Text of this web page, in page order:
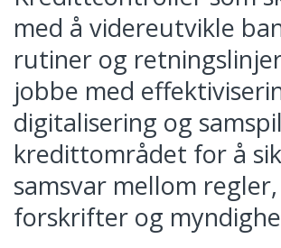
med å videreutvikle
rutiner og
jobbe med
digitalisering og
kredittområdet for å
samsvar mellom regler,
forskrifter og